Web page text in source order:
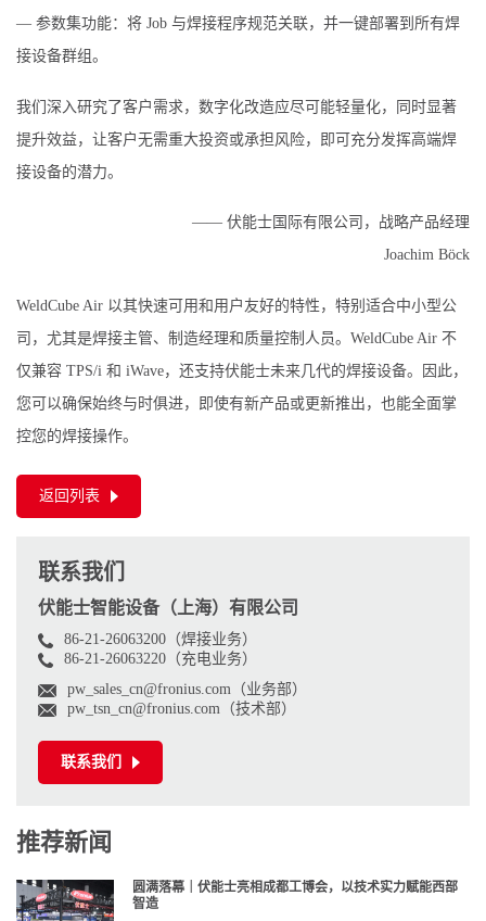
— 参数集功能：将 Job 与焊接程序规范关联，并一键部署到所有焊
接设备群组。
我们深入研究了客户需求，数字化改造应尽可能轻量化，同时显著
提升效益，让客户无需重大投资或承担风险，即可充分发挥高端焊
接设备的潜力。
—— 伏能士国际有限公司，战略产品经理
Joachim Böck
WeldCube Air 以其快速可用和用户友好的特性，特别适合中小型公
司，尤其是焊接主管、制造经理和质量控制人员。WeldCube Air 不
仅兼容 TPS/i 和 iWave，还支持伏能士未来几代的焊接设备。因此，
您可以确保始终与时俱进，即使有新产品或更新推出，也能全面掌
控您的焊接操作。
返回列表
联系我们
伏能士智能设备（上海）有限公司
86-21-26063200（焊接业务）
86-21-26063220（充电业务）
pw_sales_cn@fronius.com（业务部）
pw_tsn_cn@fronius.com（技术部）
联系我们
推荐新闻
圆满落幕｜伏能士亮相成都工博会，以技术实力赋能西部
智造